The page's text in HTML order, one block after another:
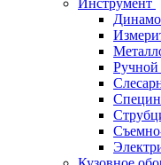
Инструмент
Ручной